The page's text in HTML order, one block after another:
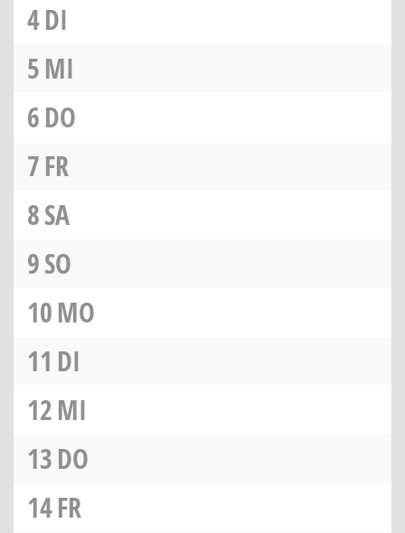
4DI
5MI
6DO
7FR
8SA
9SO
10MO
11 DI
12MI
13DO
14FR